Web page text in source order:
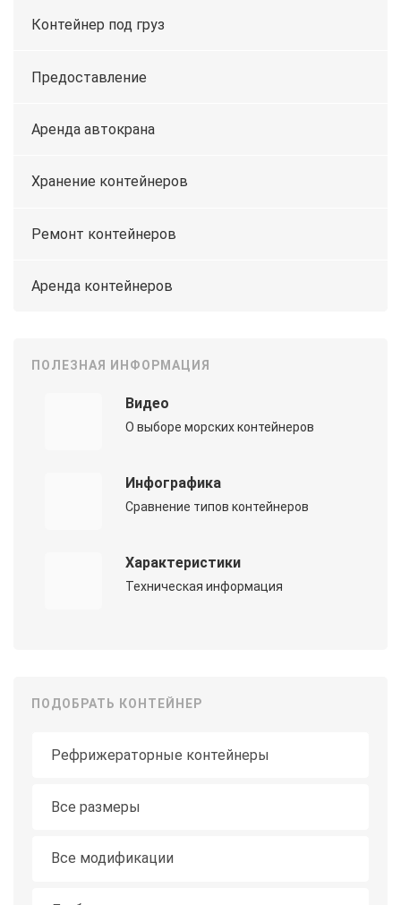
Контейнер под груз
Предоставление
Аренда автокрана
Хранение контейнеров
Ремонт контейнеров
Аренда контейнеров
ПОЛЕЗНАЯ ИНФОРМАЦИЯ
Видео
О выборе морских контейнеров
Инфографика
Сравнение типов контейнеров
Характеристики
Техническая информация
ПОДОБРАТЬ КОНТЕЙНЕР
Все размеры
Все модификации